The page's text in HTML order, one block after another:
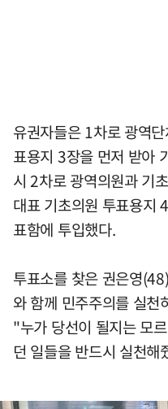
유권자들은 1차로 광역
표용지 3장을 먼저 받아
시 2차로 광역의원과 기
대표 기초의원 투표용지
표함에 투입했다.
투표소를 찾은 권은영
와 함께 민주주의를 실
"누가 당선이 될지는 모
던 일들을 반드시 실천